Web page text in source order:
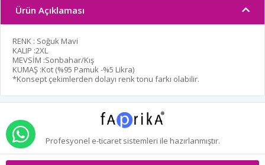
Ürün Açıklaması
RENK : Soğuk Mavi
KALIP :2XL
MEVSİM :Sonbahar/Kış
KUMAŞ :Kot (%95 Pamuk -%5 Likra)
*Konsept çekimlerden dolayı renk tonu farkı olabilir.
Profesyonel e-ticaretsistemleri ile hazırlanmıştır.